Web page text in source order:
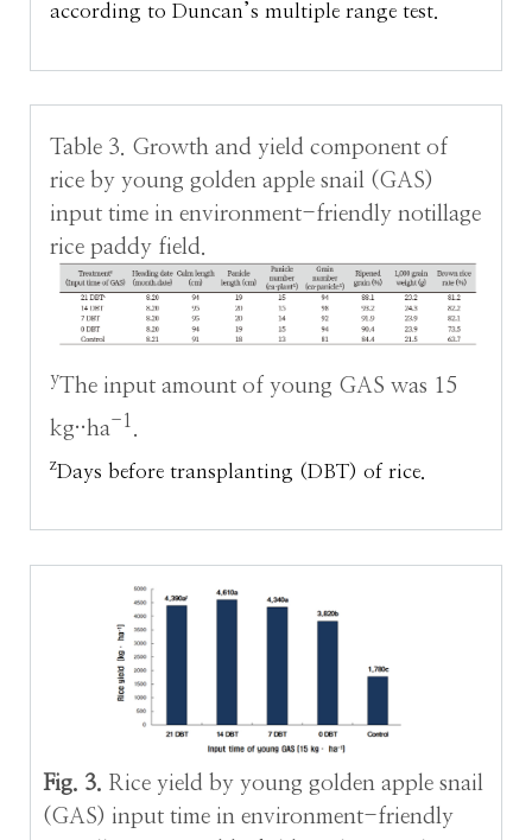
according to Duncan’s multiple range test.
Table 3. Growth and yield component of
rice by young golden apple snail (GAS)
input time in environment-friendly notillage
rice paddy field.
yThe input amount of young GAS was 15
kg··ha-1 .
zDays before transplanting (DBT) of rice.
Fig. 3. Rice yield by young golden apple snail
(GAS) input time in environment-friendly